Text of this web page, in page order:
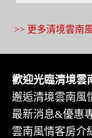
>> 更多清境雲南
歡迎光臨清境雲
邂逅清境雲南風
最新消息&優惠
雲南風情客房介